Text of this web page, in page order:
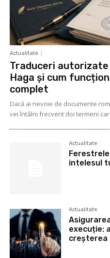
Actualitate
Traduceri
Haga și cum
complet
Dacă ai nevoie de documente
vei întâlni frecvent doi termeni
Actualitate
intelesul
Actualitate
execuție:
creșterea